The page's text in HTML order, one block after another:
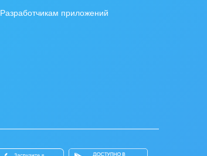
Разработчикам приложений